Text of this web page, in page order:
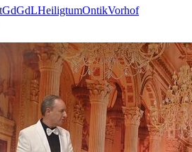
GdGdLHeiligtumOntikVorhof